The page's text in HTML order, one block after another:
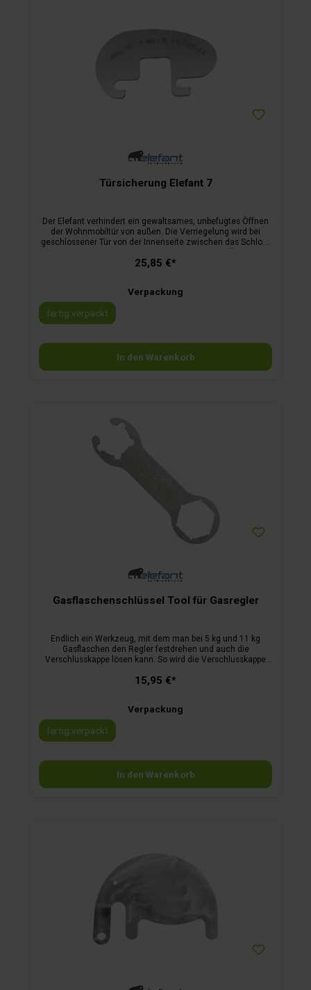
Türsicherung Elefant 7
Der Elefant verhindert ein gewaltsames, unbefugtes Öffnen
der Wohnmobiltür von außen. Die Verriegelung wird bei
geschlossener Tür von der Innenseite zwischen das Schloss
Tür weder von außen noch von innen möglich.kein
Innenraumvon Campern für Camper
25,85 €*
Verpackung
fertig verpackt
In den Warenkorb
Gasflaschenschlüssel Tool für Gasregler
Endlich ein Werkzeug, mit dem man bei 5 kg und 11 kg
Gasflaschen den Regler festdrehen und auch die
Verschlusskappe lösen kann. So wird die Verschlusskappe
Handhabung.
15,95 €*
Verpackung
fertig verpackt
In den Warenkorb